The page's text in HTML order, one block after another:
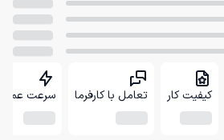
کیفیت کار تعامل با کارفرما سرعت عمل